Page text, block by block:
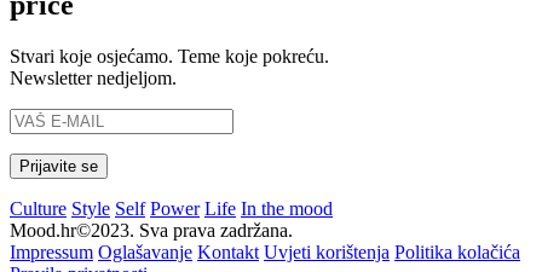
Stvari koje osjećamo. Teme koje pokreću.
Newsletter nedjeljom.
Culture Style Self Power Life In the mood
Mood.hr©2023. Sva prava zadržana.
Impressum Oglašavanje Kontakt Uvjeti korištenja Politika kolačića